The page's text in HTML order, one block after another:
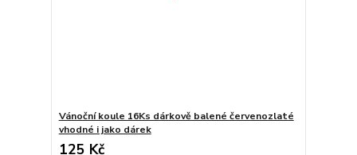
Vánoční koule 16Ks dárkově balené červenozlaté
vhodné i jako dárek
125 Kč